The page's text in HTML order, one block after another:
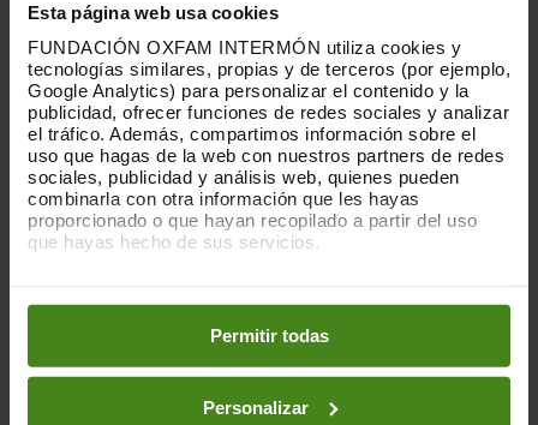
Esta página web usa cookies
FUNDACIÓN OXFAM INTERMÓN utiliza cookies y
tecnologías similares, propias y de terceros (por ejemplo,
Google Analytics) para personalizar el contenido y la
publicidad, ofrecer funciones de redes sociales y analizar
el tráfico. Además, compartimos información sobre el
uso que hagas de la web con nuestros partners de redes
sociales, publicidad y análisis web, quienes pueden
combinarla con otra información que les hayas
proporcionado o que hayan recopilado a partir del uso
que hayas hecho de sus servicios.
preferencias accediendo a nuestraPolítica de Cookieso
en los botones facilitados a continuación:
Permitir todas
Personalizar
19.02.2019
Repartiment desigual - Informe IBEX
Les empreses són actors imprescindibles
en el joc econòmic. Però la seva actuació
no hauria de contribuir a incrementar la
desigualtat. En...